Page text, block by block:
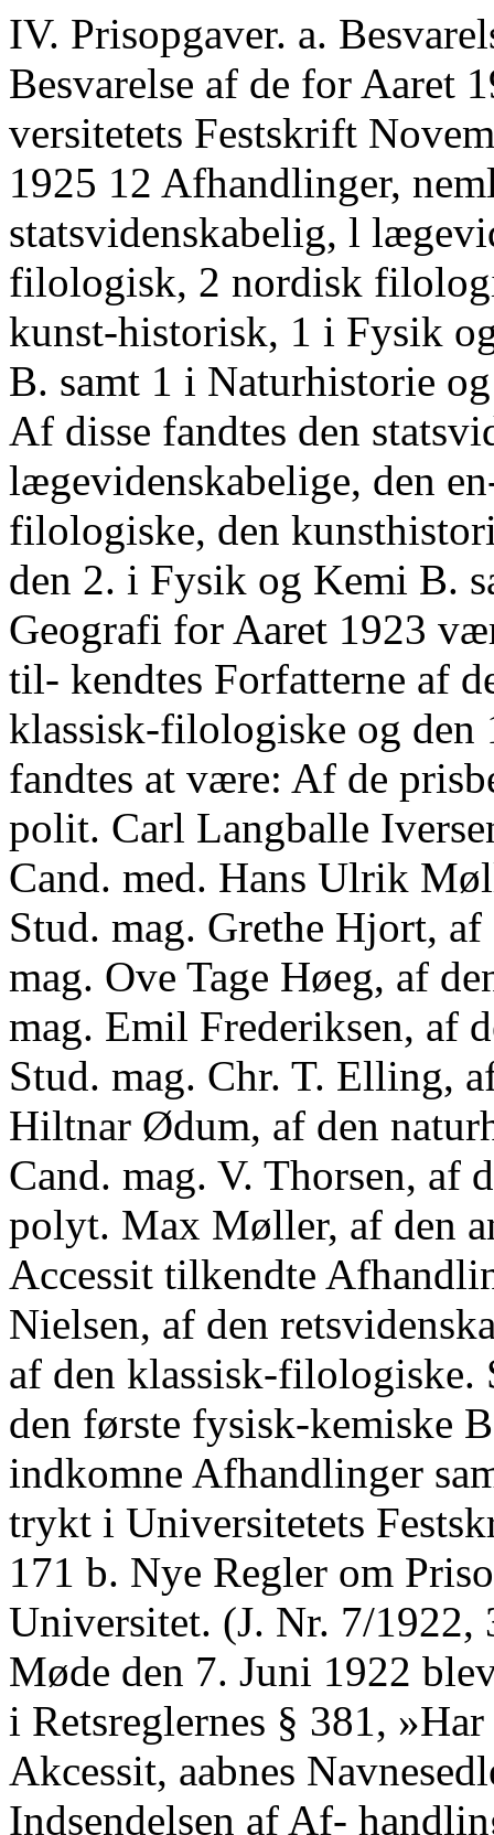
IV. Prisopgaver. a. Besvarelse af Prisopgaverne for 1924. Til Besvarelse af de for Aaret 1924 udsatte Prisopgaver (Uni- versitetets Festskrift November 1923 S. 111) indkom i Aaret 1925 12 Afhandlinger, nemlig: 1 retsvidenskabelig, 1 statsvidenskabelig, l lægevidenskabelig, 1 engelsk-filologisk, 2 nordisk filologiske, 1 klas- sisk-filologisk, 1 kunst-historisk, 1 i Fysik og Kemi A. og 2 i Fysik og Kemi B. samt 1 i Naturhistorie og Geografi (Opgaven for 1923). Af disse fandtes den statsvidenskabelige, den lægevidenskabelige, den en- gelsk-filologiske, de 2 nordisk-filologiske, den kunsthistoriske, den i Fysik og Kemi A. og den 2. i Fysik og Kemi B. samt den i Naturhisto- rie og Geografi for Aaret 1923 værdige til Prisen, medens Accessit til- kendtes Forfatterne af den retsvidenskabelige, den klassisk-filologiske og den 1. i Fysik og Kemi B. Forfatterne fandtes at være: Af de prisbelønnede Afhandlinger: Cand. polit. Carl Langballe Iversen, af den statsvidenskabelige. Cand. med. Hans Ulrik Møller, af den lægevidenskabelige. Stud. mag. Grethe Hjort, af den engelsk-filologiske. Cand. mag. Ove Tage Høeg, af den ene nordisk-filologiske. Stud. mag. Emil Frederiksen, af den anden nordisk-filologiske. Stud. mag. Chr. T. Elling, af den kunsthistoriske. Mag. sc. Hiltnar Ødum, af den naturhistorisk-geografiske fra 1923. Cand. mag. V. Thorsen, af den fysisk-kemiske A. Cand. polyt. Max Møller, af den anden fysisk-kemiske B. Af de Accessit tilkendte Afhandlinger: Stud. jur. H. H. Holm Nielsen, af den retsvidenskabelige. Stud. mag. Frantz Blatt, af den klassisk-filologiske. Stud. mag. Kai O. Pedersen, af den første fysisk-kemiske B. Censorernes Bedømmelse af de indkomne Afhandlinger samt Pris- opgaverne for 1926 er trykt i Universitetets Festskrift November 1925. Prisopgaver. 171 b. Nye Regler om Prisopgaver ved Kobenhavns Universitet. (J. Nr. 7/1922, 340/1922). I Konsistoriums Møde den 7. Juni 1922 blev det vedtaget, at Be- stemmelsen i Retsreglernes § 381, »Har Forfatteren kun opnaaet Akcessit, aabnes Navnesedlen ikke, hvis han ved Indsendelsen af Af- handlingen har udtalt Fordring herom« maa forstaas saaledes, at der af Forfatterne til Besvarelser af Prisspørgsmaal kun kan tages For- behold om, at Navnesedlen ikke skal aabnes, naar Prisen ikke opnaas, men derimod ikke Forbehold om, at Navnet ikke maa offentliggøres, naar Navnesedlen aabnes. Paa den akademiske Lærerforsamlings Møde den 19. Okt. 1922 drøftedes et af Rektor Professor Dr. E. Biilmann tidligere i Konsisto- rium fremsat Forslag om Indførelse af Sølvmedaille i Stedet for Akces- sit som Belønning for Besvarelser af Prisopgaverne. Sagen udsattes til Viderebehandling i et senere Møde, for at den forinden kunde være drøftet i Fakulteterne. Under 29. Novbr. s. A. tilskrev Ministeriet Kon- sistorium, at det var sindet at indgaa til Kongen med en Forestilling om, at Prisopgavernes Fastsættelse fremtidig helt skulde overgaa til Konsistorium, og derfor ønskede Oplysning om, hvorvidt der kunde være andre af de ved kgl. Resol. af 13. Maj 1791 og senere Bestemmel- ser om Prisopgaverne givne Regler, som der kunde være Anledning til at ændre. Ved Lærerforsamlingens Møde den 3. Maj 1923 forkaste- des Forslaget om Indførelse af en Sølvmedaille i Stedet for Akcessit, men det vedtoges, at der til næste Møde kunde af Medlemmerne ind- sendes Forslag til en anden Benævnelse end Akcessit. Efter at der fra forskellige Medlemmer var indkommet Forslag om følgende Betegnel- ser »Godkendt«, »Universitetets Prisbelønning«, »fundet værdig til (at belønnes med) Universitetets (Anerkendelses-)Diplom« og »Universi- tetets-Ærespris« besluttedes det paa Lærerforsamlingens Møde den 13. Decbr. 1923 ikke at foretage nogen Forandring. Paa samme Møde besluttedes det at søge de Beløb, der tillægges dem, der opnaar Guld- medaille eller Akcessit forhøjede, om muligt til henholdsvis 500 Kr. og 300 Kr. Efter Mødet den 3. Maj 1923 udsendte Konsistorium under 19. s. M. til Fakulteterne Spørgsmaal, om der for Fakulteternes Vedkom- mende skønnedes at være Grund til at fastsætte ændrede Bestemmel- ser med Hensyn til de Regler, hvorefter Prisopgaverne veksler imel- lem de under hvert Fakultet hørende Fag, eventuelt ogsaa om der skønnedes at være Grund til at søge opnaaet Tilladelse til at udsætte flere Prisopgaver, end de hidtil gældende Regler hjemlede. Efter at Fakulteternes Svar herpaa var indløbet, fremsatte Konsistorium i Skri- velse af 19. Jan.